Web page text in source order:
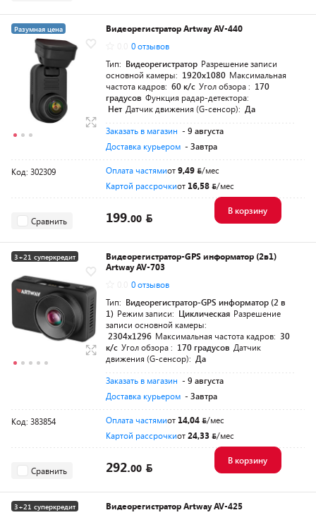
Разумная цена
Видеорегистратор Artway AV-440
0 отзывов
Тип: Видеорегистратор Разрешение записи
основной камеры: 1920x1080 Максимальная
частота кадров: 60 к/с Угол обзора : 170
градусов Функция радар-детектора:
Нет Датчик движения (G-сенсор): Да
Заказать в магазин - 9 августа
Доставка курьером - Завтра
Код: 302309 Оплата частямиот9,49
/мес
Картой рассрочкиот 16,58 /мес
Сравнить 199.00
В корзину
3+21 суперкредит
Видеорегистратор-GPS информатор (2в1)
Artway AV-703
0 отзывов
Тип: Видеорегистратор-GPS информатор (2 в
1) Режим записи: Циклическая Разрешение
записи основной камеры:
2304x1296 Максимальная частота кадров: 30
к/с Угол обзора : 170 градусов Датчик
движения (G-сенсор): Да
Заказать в магазин - 9 августа
Доставка курьером - Завтра
Код: 383854 Оплата частямиот 14,04
/мес
Картой рассрочкиот24,33 /мес
Сравнить 292.00
В корзину
3+21 суперкредит
Видеорегистратор Artway AV-425